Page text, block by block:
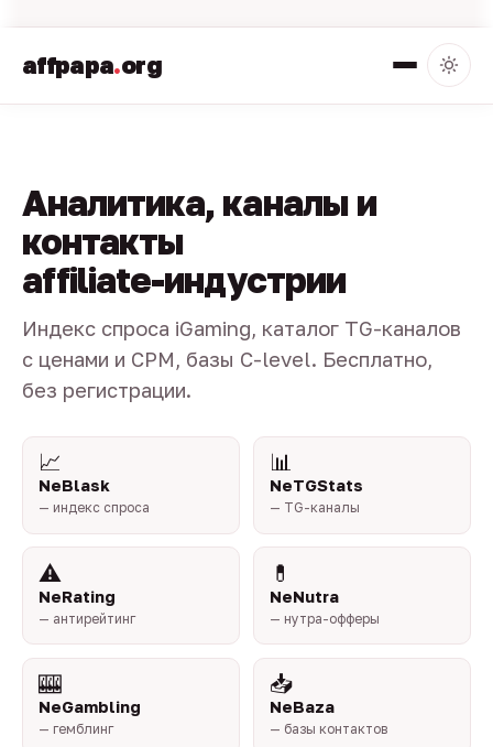
affpapa.org
Аналитика, каналы и
контакты
affiliate-индустрии
Индекс спроса iGaming, каталог TG-каналов
с ценами и CPM, базы C-level. Бесплатно,
без регистрации.
📈
NeBlask
— индекс спроса
📊
NeTGStats
— TG-каналы
⚠️
NeRating
— антирейтинг
💊
NeNutra
— нутра-офферы
🎰
NeGambling
— гемблинг
📥
NeBaza
— базы контактов